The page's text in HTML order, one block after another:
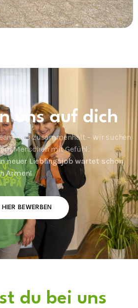
uns auf dich
das zusammenhält – wir suchen
Menschen mit Gefühl.
neuer Lieblingsjob wartet schon
Armen!
HIER BEWERBEN
du bei uns